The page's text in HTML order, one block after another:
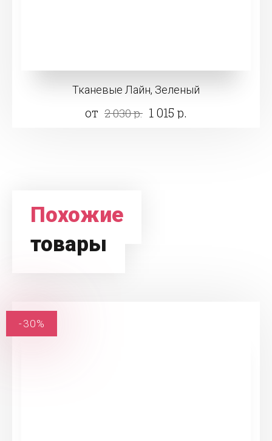
Тканевые Лайн, Зеленый
от 2 030 р. 1 015 р.
Похожие
товары
-30%